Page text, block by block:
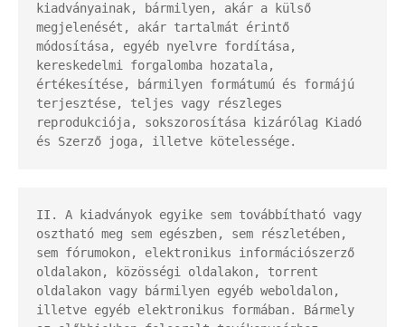
kiadványainak, bármilyen, akár a külső
megjelenését, akár tartalmát érintő
módosítása, egyéb nyelvre fordítása,
kereskedelmi forgalomba hozatala,
értékesítése, bármilyen formátumú és formájú
terjesztése, teljes vagy részleges
reprodukciója, sokszorosítása kizárólag Kiadó
és Szerző joga, illetve kötelessége.
II. A kiadványok egyike sem továbbítható vagy
osztható meg sem egészben, sem részletében,
sem fórumokon, elektronikus információszerző
oldalakon, közösségi oldalakon, torrent
oldalakon vagy bármilyen egyéb weboldalon,
illetve egyéb elektronikus formában. Bármely